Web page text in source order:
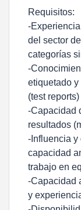
Requisitos:
-
del sector
categorías
-
etiquetado
(test
-Capacidad
resultados
-Influencia y
capacidad
trabajo en
-Capacidad
y